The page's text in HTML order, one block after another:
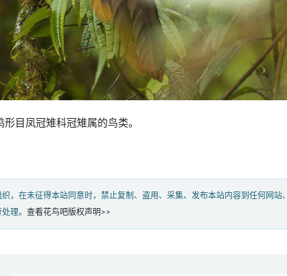
目凤冠雉科冠雉属的鸟类。
，在未征得本站同意时，禁止复制、盗用、采集、发布本站内容到任何网站
理。 查看花鸟吧版权声明>>